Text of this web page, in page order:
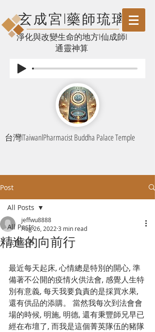
玄成宮l藥師琉璃
​淨化與改變生命的地方l仙成師l
通靈神算
台灣lTaiwanlPharmacist Buddha Palace Temple
Post
All Posts
法會公告
All Posts
精進的向前行
jeffwu8888
Aug 26, 2022 3 min read
最近每天起床, 心情總是特別的開心, 準
備著不公開的疫情火供法會, 感覺人生特
別有意義, 每天我要負責的是採買水果,
還有供品的添購。 當然我每次到法會會
場的時候, 明施, 明德, 還有秉豐師兄早已
經在布壇了, 而我是這個菁英隊伍的豬隊